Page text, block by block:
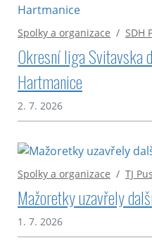
Spolky a organizace / SDH
Okresní liga Svitavska
Hartmanice
2. 7. 2026
Spolky a organizace / TJ
Mažoretky uzavřely
1. 7. 2026